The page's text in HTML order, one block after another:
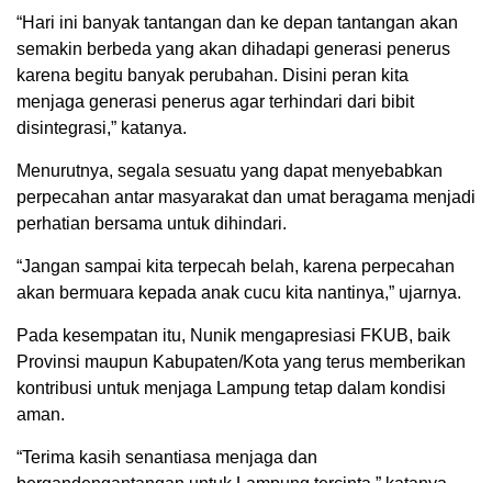
“Hari ini banyak tantangan dan ke depan tantangan akan
semakin berbeda yang akan dihadapi generasi penerus
karena begitu banyak perubahan. Disini peran kita
menjaga generasi penerus agar terhindari dari bibit
disintegrasi,” katanya.
Menurutnya, segala sesuatu yang dapat menyebabkan
perpecahan antar masyarakat dan umat beragama menjadi
perhatian bersama untuk dihindari.
“Jangan sampai kita terpecah belah, karena perpecahan
akan bermuara kepada anak cucu kita nantinya,” ujarnya.
Pada kesempatan itu, Nunik mengapresiasi FKUB, baik
Provinsi maupun Kabupaten/Kota yang terus memberikan
kontribusi untuk menjaga Lampung tetap dalam kondisi
aman.
“Terima kasih senantiasa menjaga dan